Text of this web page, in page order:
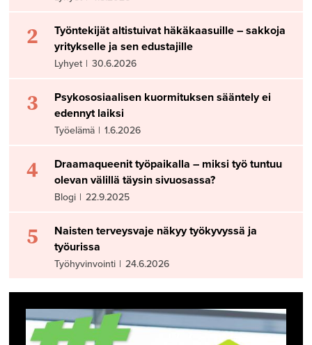
2
Työntekijät altistuivat häkäkaasuille – sakkoja
yritykselle ja sen edustajille
Lyhyet | 30.6.2026
3
Psykososiaalisen kuormituksen sääntely ei
edennyt laiksi
Työelämä | 1.6.2026
4
Draamaqueenit työpaikalla – miksi työ tuntuu
olevan välillä täysin sivuosassa?
Blogi | 22.9.2025
5
Naisten terveysvaje näkyy työkyvyssä ja
työurissa
Työhyvinvointi | 24.6.2026